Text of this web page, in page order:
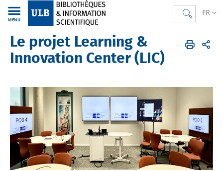
FR
MENU
Bibliothèques FR LIC Présentation
Le projet Learning &
Innovation Center (LIC)